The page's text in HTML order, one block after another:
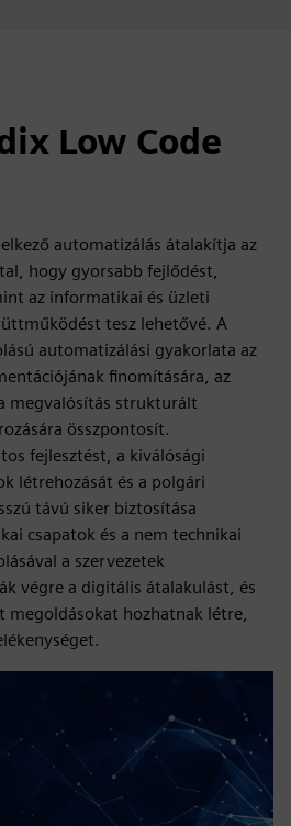
Low Code
automatizálás átalakítja az
hogy gyorsabb fejlődést,
az informatikai és üzleti
tesz lehetővé. A
automatizálási gyakorlata az
finomítására, az
megvalósítás strukturált
összpontosít.
fejlesztést, a kiválósági
létrehozását és a polgári
távú siker biztosítása
csapatok és a nem technikai
a szervezetek
végre a digitális átalakulást, és
megoldásokat hozhatnak létre,